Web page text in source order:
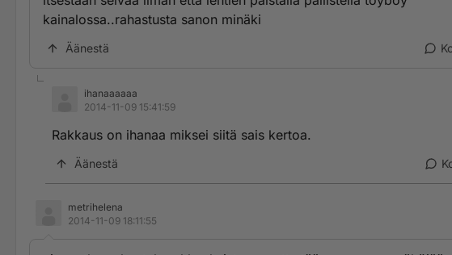
kainalossa..rahastusta sanon minäki
Äänestä
ihanaaaaaa
2014-11-09 15:41:59
Rakkaus on ihanaa miksei siitä sais kertoa.
Äänestä
metrihelena
2014-11-09 18:11:55